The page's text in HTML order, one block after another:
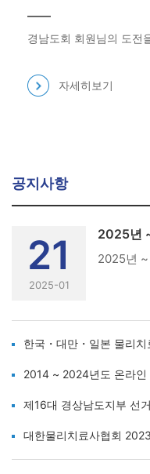
경남도회 회원님의 도전
자세히보기
공지사항
21
2025-01
한국・대만・일본 물리치료사
2014 ~ 2024년도 온라인
제16대 경상남도지부 선거직 임원
대한물리치료사협회